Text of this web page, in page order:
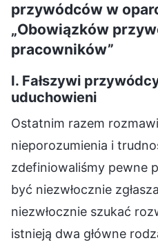
przywódców w
„Obowiązków
pracowników”
I. Fałszywi
uduchowieni
Ostatnim razem
nieporozumienia i
zdefiniowaliśmy pewne
być niezwłocznie
niezwłocznie szukać
istnieją dwa główne